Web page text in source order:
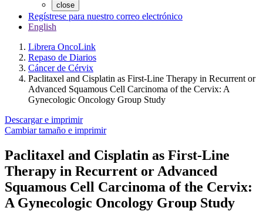
close
Regístrese para nuestro correo electrónico
English
Librera OncoLink
Repaso de Diarios
Cáncer de Cérvix
Paclitaxel and Cisplatin as First-Line Therapy in Recurrent or
Advanced Squamous Cell Carcinoma of the Cervix: A
Gynecologic Oncology Group Study
Descargar e imprimir
Cambiar tamaño e imprimir
Paclitaxel and Cisplatin as First-Line
Therapy in Recurrent or Advanced
Squamous Cell Carcinoma of the Cervix:
A Gynecologic Oncology Group Study